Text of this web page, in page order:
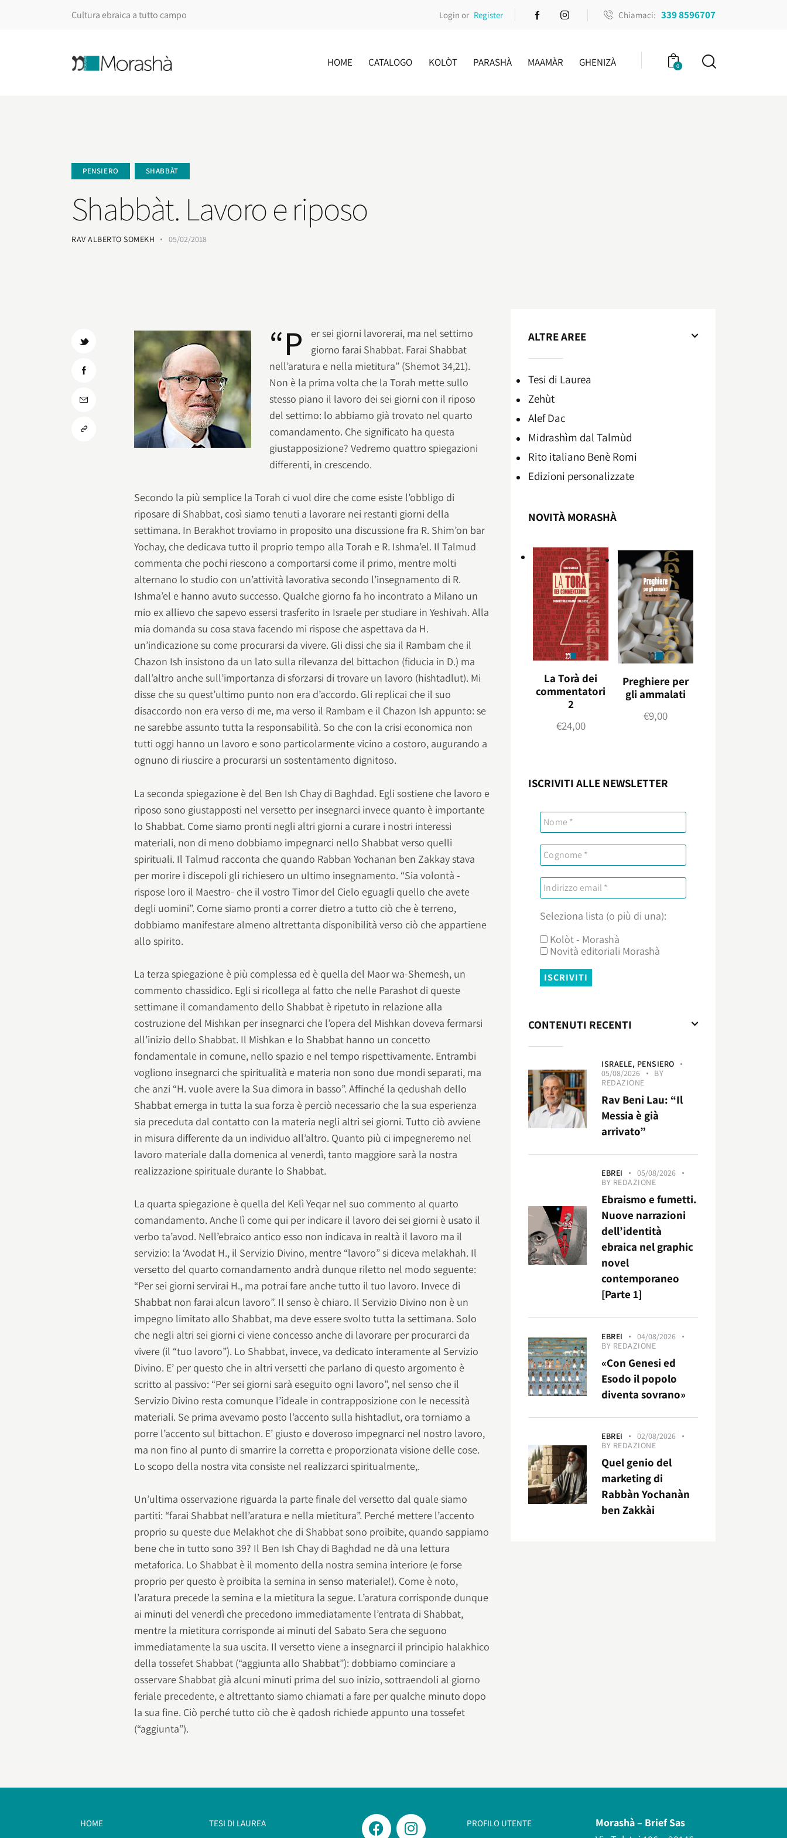
Cultura ebraica a tutto campo Login or Register Chiamaci: 339 8596707
HOME CATALOGO KOLÒT PARASHÀ MAAMÀR GHENIZÀ 0
PENSIERO SHABBÀT
Shabbàt. Lavoro e riposo
RAV ALBERTO SOMEKH 05/02/2018
“P
er sei giorni lavorerai, ma nel settimo
giorno farai Shabbat. Farai Shabbat
nell’aratura e nella mietitura” (Shemot 34,21).
Non è la prima volta che la Torah mette sullo
stesso piano il lavoro dei sei giorni con il riposo
del settimo: lo abbiamo già trovato nel quarto
comandamento. Che significato ha questa
giustapposizione? Vedremo quattro spiegazioni
differenti, in crescendo.
Secondo la più semplice la Torah ci vuol dire che come esiste l’obbligo di
riposare di Shabbat, così siamo tenuti a lavorare nei restanti giorni della
settimana. In Berakhot troviamo in proposito una discussione fra R. Shim’on bar
Yochay, che dedicava tutto il proprio tempo alla Torah e R. Ishma’el. Il Talmud
commenta che pochi riescono a comportarsi come il primo, mentre molti
alternano lo studio con un’attività lavorativa secondo l’insegnamento di R.
Ishma’el e hanno avuto successo. Qualche giorno fa ho incontrato a Milano un
mio ex allievo che sapevo essersi trasferito in Israele per studiare in Yeshivah. Alla
mia domanda su cosa stava facendo mi rispose che aspettava da H.
un’indicazione su come procurarsi da vivere. Gli dissi che sia il Rambam che il
Chazon Ish insistono da un lato sulla rilevanza del bittachon (fiducia in D.) ma
dall’altro anche sull’importanza di sforzarsi di trovare un lavoro (hishtadlut). Mi
disse che su quest’ultimo punto non era d’accordo. Gli replicai che il suo
disaccordo non era verso di me, ma verso il Rambam e il Chazon Ish appunto: se
ne sarebbe assunto tutta la responsabilità. So che con la crisi economica non
tutti oggi hanno un lavoro e sono particolarmente vicino a costoro, augurando a
ognuno di riuscire a procurarsi un sostentamento dignitoso.
La seconda spiegazione è del Ben Ish Chay di Baghdad. Egli sostiene che lavoro e
riposo sono giustapposti nel versetto per insegnarci invece quanto è importante
lo Shabbat. Come siamo pronti negli altri giorni a curare i nostri interessi
materiali, non di meno dobbiamo impegnarci nello Shabbat verso quelli
spirituali. Il Talmud racconta che quando Rabban Yochanan ben Zakkay stava
per morire i discepoli gli richiesero un ultimo insegnamento. “Sia volontà -
rispose loro il Maestro- che il vostro Timor del Cielo eguagli quello che avete
degli uomini”. Come siamo pronti a correr dietro a tutto ciò che è terreno,
dobbiamo manifestare almeno altrettanta disponibilità verso ciò che appartiene
allo spirito.
La terza spiegazione è più complessa ed è quella del Maor wa-Shemesh, un
commento chassidico. Egli si ricollega al fatto che nelle Parashot di queste
settimane il comandamento dello Shabbat è ripetuto in relazione alla
costruzione del Mishkan per insegnarci che l’opera del Mishkan doveva fermarsi
all’inizio dello Shabbat. Il Mishkan e lo Shabbat hanno un concetto
fondamentale in comune, nello spazio e nel tempo rispettivamente. Entrambi
vogliono insegnarci che spiritualità e materia non sono due mondi separati, ma
che anzi “H. vuole avere la Sua dimora in basso”. Affinché la qedushah dello
Shabbat emerga in tutta la sua forza è perciò necessario che la sua esperienza
sia preceduta dal contatto con la materia negli altri sei giorni. Tutto ciò avviene
in misura differente da un individuo all’altro. Quanto più ci impegneremo nel
lavoro materiale dalla domenica al venerdì, tanto maggiore sarà la nostra
realizzazione spirituale durante lo Shabbat.
La quarta spiegazione è quella del Kelì Yeqar nel suo commento al quarto
comandamento. Anche lì come qui per indicare il lavoro dei sei giorni è usato il
verbo ta’avod. Nell’ebraico antico esso non indicava in realtà il lavoro ma il
servizio: la ‘Avodat H., il Servizio Divino, mentre “lavoro” si diceva melakhah. Il
versetto del quarto comandamento andrà dunque riletto nel modo seguente:
“Per sei giorni servirai H., ma potrai fare anche tutto il tuo lavoro. Invece di
Shabbat non farai alcun lavoro”. Il senso è chiaro. Il Servizio Divino non è un
impegno limitato allo Shabbat, ma deve essere svolto tutta la settimana. Solo
che negli altri sei giorni ci viene concesso anche di lavorare per procurarci da
vivere (il “tuo lavoro”). Lo Shabbat, invece, va dedicato interamente al Servizio
Divino. E’ per questo che in altri versetti che parlano di questo argomento è
scritto al passivo: “Per sei giorni sarà eseguito ogni lavoro”, nel senso che il
Servizio Divino resta comunque l’ideale in contrapposizione con le necessità
materiali. Se prima avevamo posto l’accento sulla hishtadlut, ora torniamo a
porre l’accento sul bittachon. E’ giusto e doveroso impegnarci nel nostro lavoro,
ma non fino al punto di smarrire la corretta e proporzionata visione delle cose.
Lo scopo della nostra vita consiste nel realizzarci spiritualmente,.
Un’ultima osservazione riguarda la parte finale del versetto dal quale siamo
partiti: “farai Shabbat nell’aratura e nella mietitura”. Perché mettere l’accento
proprio su queste due Melakhot che di Shabbat sono proibite, quando sappiamo
bene che in tutto sono 39? Il Ben Ish Chay di Baghdad ne dà una lettura
metaforica. Lo Shabbat è il momento della nostra semina interiore (e forse
proprio per questo è proibita la semina in senso materiale!). Come è noto,
l’aratura precede la semina e la mietitura la segue. L’aratura corrisponde dunque
ai minuti del venerdì che precedono immediatamente l’entrata di Shabbat,
mentre la mietitura corrisponde ai minuti del Sabato Sera che seguono
immediatamente la sua uscita. Il versetto viene a insegnarci il principio halakhico
della tossefet Shabbat (“aggiunta allo Shabbat”): dobbiamo cominciare a
osservare Shabbat già alcuni minuti prima del suo inizio, sottraendoli al giorno
feriale precedente, e altrettanto siamo chiamati a fare per qualche minuto dopo
la sua fine. Ciò perché tutto ciò che è qadosh richiede appunto una tossefet
(“aggiunta”).
ALTRE AREE
Tesi di Laurea
Zehùt
Alef Dac
Midrashìm dal Talmùd
Rito italiano Benè Romi​
Edizioni personalizzate
NOVITÀ MORASHÀ
La Torà dei
commentatori
2
€24,00
Preghiere per
gli ammalati
€9,00
ISCRIVITI ALLE NEWSLETTER
Seleziona lista (o più di una):
Kolòt - Morashà
Novità editoriali Morashà
CONTENUTI RECENTI
ISRAELE, PENSIERO
05/08/2026
BY
REDAZIONE
Rav Beni Lau: “Il
Messia è già
arrivato”
EBREI
05/08/2026
BY REDAZIONE
Ebraismo e fumetti.
Nuove narrazioni
dell’identità
ebraica nel graphic
novel
contemporaneo
[Parte 1]
EBREI
04/08/2026
BY REDAZIONE
«Con Genesi ed
Esodo il popolo
diventa sovrano»
EBREI
02/08/2026
BY REDAZIONE
Quel genio del
marketing di
Rabbàn Yochanàn
ben Zakkài
HOME
TESI DI LAUREA
PROFILO UTENTE
Morashà – Brief Sas